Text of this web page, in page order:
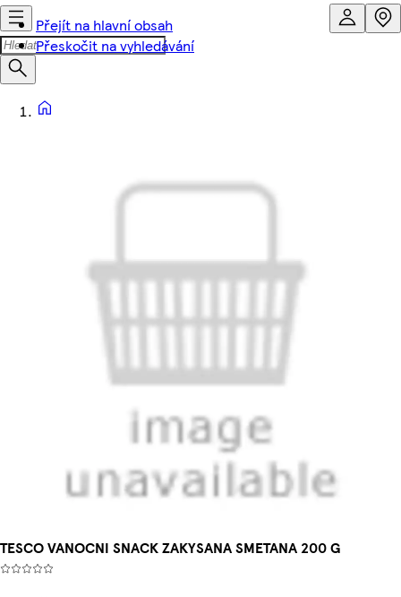
Přejít na hlavní obsah
Přeskočit na vyhledávání
TESCO VANOCNI SNACK ZAKYSANA SMETANA 200 G